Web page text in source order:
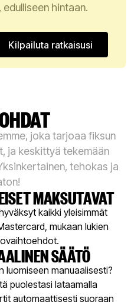
hintaan.
Kilpailuta
Kilpailuta ratkaisusi
joka tarjoaa fiksun
ja keskittyä tekemään
tehokas ja
MAKSUTAVAT
kaikki yleisimmät
mukaan lukien
SÄÄTÖ
luomiseen manuaalisesti?
puolestasi lataamalla
automaattisesti suoraan